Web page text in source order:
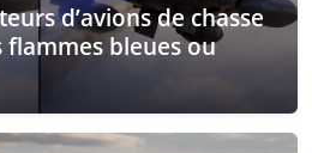
d’avions de chasse
bleues ou